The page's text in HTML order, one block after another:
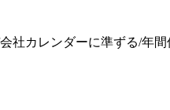
社カレンダーに準ずる/年間